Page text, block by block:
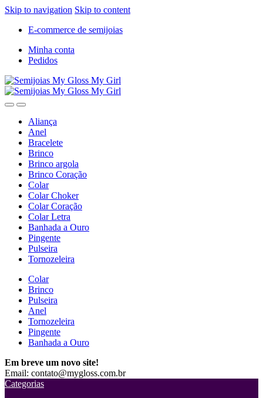
Skip to navigation Skip to content
E-commerce de semijoias
Minha conta
Pedidos
Aliança
Anel
Bracelete
Brinco
Brinco argola
Brinco Coração
Colar
Colar Choker
Colar Coração
Colar Letra
Banhada a Ouro
Pingente
Pulseira
Tornozeleira
Colar
Brinco
Pulseira
Anel
Tornozeleira
Pingente
Banhada a Ouro
Em breve um novo site!
Email: contato@mygloss.com.br
Categorias